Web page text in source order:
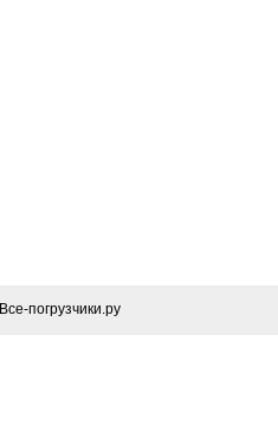
Все-погрузчики.ру